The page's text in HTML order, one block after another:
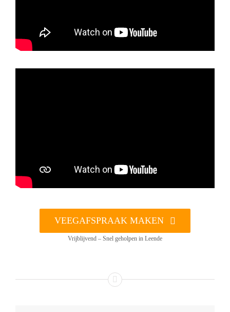
VEEGAFSPRAAK MAKEN
Vrijblijvend – Snel geholpen in Leende